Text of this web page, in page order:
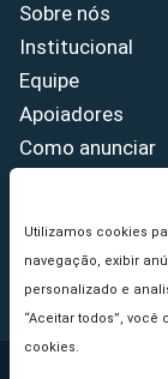
Utilizamos cookies
navegação, exibir
personalizado e
“Aceitar todos”,
cookies.
Sobre nós
Institucional
Equipe
Apoiadores
Como anunciar
Princípios
Copyright